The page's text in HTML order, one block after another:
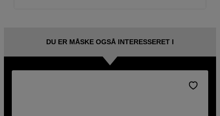
DU ER MÅSKE OGSÅ INTERESSERET I